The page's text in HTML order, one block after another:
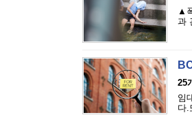
▲
과
25
임
다.